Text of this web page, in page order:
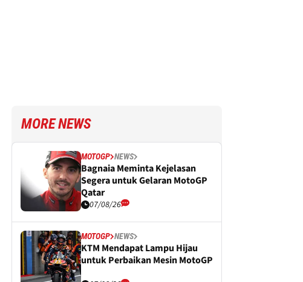
MORE NEWS
MOTOGP NEWS
Bagnaia Meminta Kejelasan
Segera untuk Gelaran MotoGP
Qatar
07/08/26
MOTOGP NEWS
KTM Mendapat Lampu Hijau
untuk Perbaikan Mesin MotoGP